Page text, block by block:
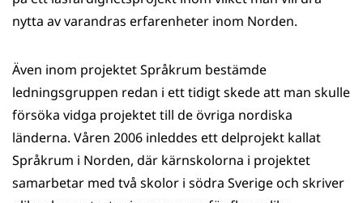
nytta av varandras erfarenheter inom Norden.
Även inom projektet Språkrum bestämde
ledningsgruppen redan i ett tidigt skede att man skulle
försöka vidga projektet till de övriga nordiska
länderna. Våren 2006 inleddes ett delprojekt kallat
Språkrum i Norden, där kärnskolorna i projektet
samarbetar med två skolor i södra Sverige och skriver